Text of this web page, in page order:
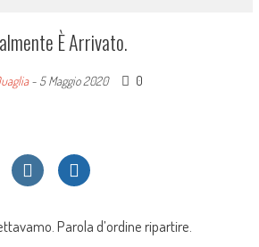
È Arrivato.
- 5 Maggio 2020 0
Parola d’ordine ripartire.